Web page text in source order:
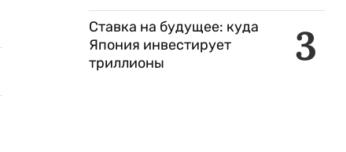
3
Ставка на будущее: куда
Япония инвестирует
триллионы